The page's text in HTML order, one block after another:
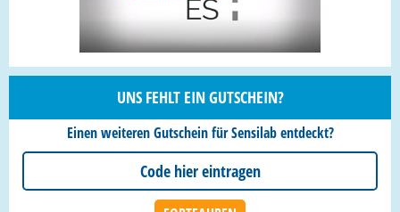
UNS FEHLT EIN GUTSCHEIN?
Einen weiteren Gutschein für Sensilab entdeckt?